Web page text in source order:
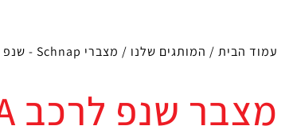
עמוד הבית/ המותגים שלנו / מצברי Schnap - שנפ
מצבר שנפ לרכב 50A